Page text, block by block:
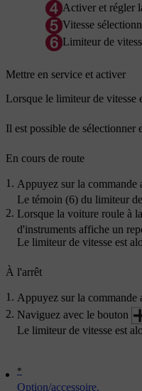
Activer et régler
Vitesse
Limiteur de
Mettre en service et activer
Lorsque le limiteur de vitesse
Il est possible de sélectionner
En cours de route
Appuyez sur la commande
Le témoin (6) du limiteur
Lorsque la voiture roule à
d'instruments affiche un
Le limiteur de vitesse est
À l'arrêt
Appuyez sur la commande
Naviguez avec le bouton
Le limiteur de vitesse est
*
Option/accessoire.